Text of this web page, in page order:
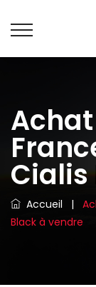
Cialis
Accueil |
Black à vendre